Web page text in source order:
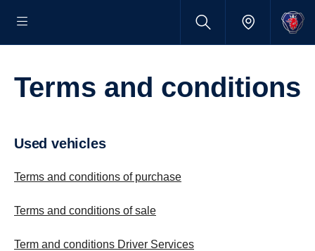
Terms and condi­tions
Used vehicles
Terms and conditions of purchase
Terms and conditions of sale
Term and conditions Driver Services